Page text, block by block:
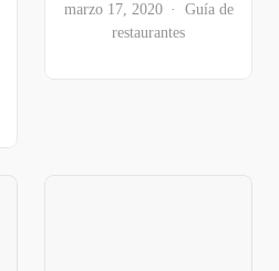
marzo 17, 2020
Guía de
restaurantes